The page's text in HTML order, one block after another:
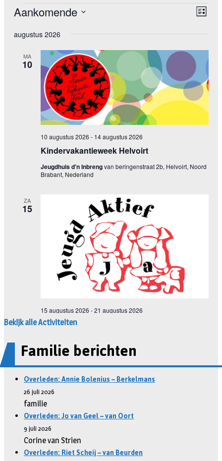
Bekijk alle Activiteiten
Familie berichten
Overleden: Annie Bolenius – Berkelmans
26 juli 2026
familie
Overleden: Jo van Geel – van Oort
9 juli 2026
Corine van Strien
Overleden: Riet Scheij – van Beurden